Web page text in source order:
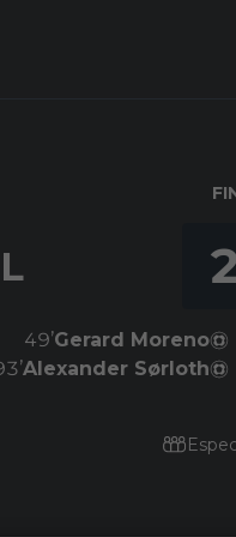
49’Gerard Moreno
Alexander Sørloth